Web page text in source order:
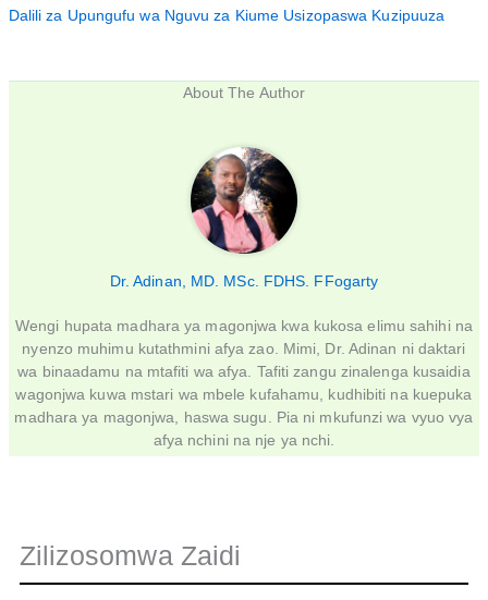
Dalili za Upungufu wa Nguvu za Kiume Usizopaswa Kuzipuuza
About The Author
Dr. Adinan, MD. MSc. FDHS. FFogarty
Wengi hupata madhara ya magonjwa kwa kukosa elimu sahihi na
nyenzo muhimu kutathmini afya zao. Mimi, Dr. Adinan ni daktari
wa binaadamu na mtafiti wa afya. Tafiti zangu zinalenga kusaidia
wagonjwa kuwa mstari wa mbele kufahamu, kudhibiti na kuepuka
madhara ya magonjwa, haswa sugu. Pia ni mkufunzi wa vyuo vya
afya nchini na nje ya nchi.
Zilizosomwa Zaidi